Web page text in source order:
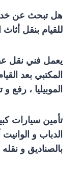
هل تبحث عن
للقيام بنقل أثاث
يعمل فني نقل
المكتبي بعد
الموبيليا ، رفع
تأمين سيارات
الدباب و
بالصناديق و